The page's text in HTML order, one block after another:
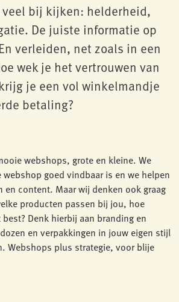
veel bij kijken: helderheid,
De juiste informatie op
verleiden, net zoals in een
wek je het vertrouwen van
je een vol winkelmandje
betaling?
webshops, grote en kleine. We
webshop goed vindbaar is en we helpen
en content. Maar wij denken ook graag
producten passen bij jou, hoe
Denk hierbij aan branding en
en verpakkingen in jouw eigen stijl
Webshops plus strategie, voor blije